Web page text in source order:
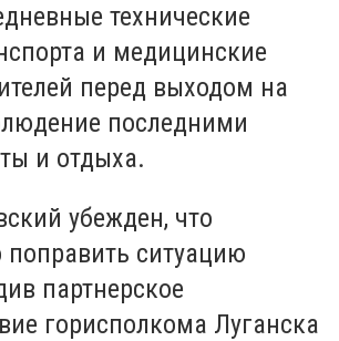
технические
и медицинские
перед выходом на
последними
и отдыха.
убежден, что
ситуацию
партнерское
горисполкома Луганска